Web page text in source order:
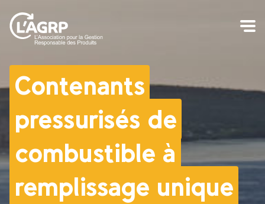
Contenants
pressurisés de
combustible à
remplissage unique